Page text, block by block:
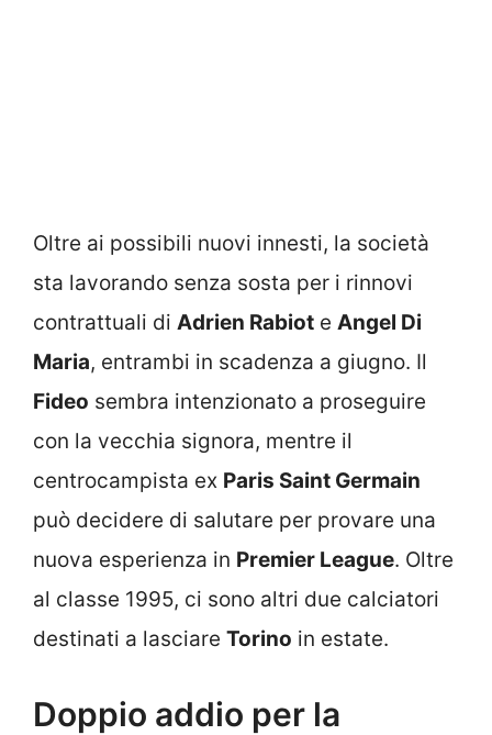
Oltre ai possibili nuovi innesti, la società
sta lavorando senza sosta per i rinnovi
contrattuali di Adrien Rabiot e Angel Di
Maria, entrambi in scadenza a giugno. Il
Fideo sembra intenzionato a proseguire
con la vecchia signora, mentre il
centrocampista ex Paris Saint Germain
può decidere di salutare per provare una
nuova esperienza in Premier League. Oltre
al classe 1995, ci sono altri due calciatori
destinati a lasciare Torino in estate.
Doppio addio per la